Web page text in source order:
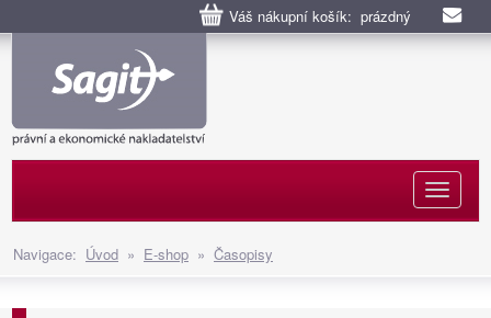
Váš nákupní košík: prázdný
Navigace: Úvod » E-shop » Časopisy